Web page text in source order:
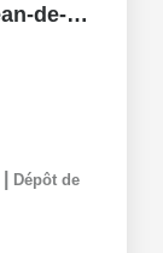
Local commercial 51m² Saint-Jean-de-Luz
Dépôt de